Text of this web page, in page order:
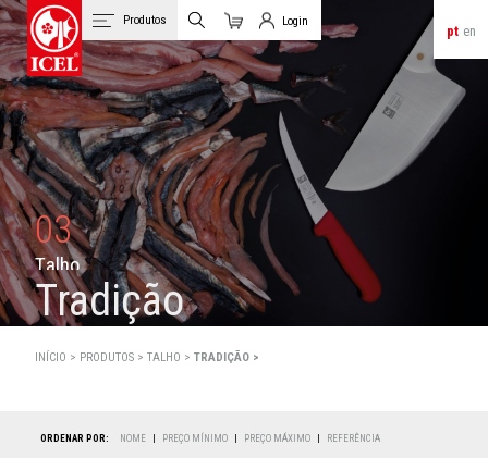
pt en
Produtos
Carrinho
Login
Login de Clientes
03
Talho
Tradição
INÍCIO > PRODUTOS >TALHO >TRADIÇÃO >
ORDENAR POR: NOME PREÇO MÍNIMO PREÇO MÁXIMO REFERÊNCIA